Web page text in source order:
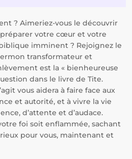
? Aimeriez-vous le découvrir
votre cœur et votre
imminent ? Rejoignez le
transformateur et
est la « bienheureuse
dans le livre de Tite.
vous aidera à faire face aux
et autorité, et à vivre la vie
d’attente et d’audace.
foi soit enflammée, sachant
pour vous, maintenant et